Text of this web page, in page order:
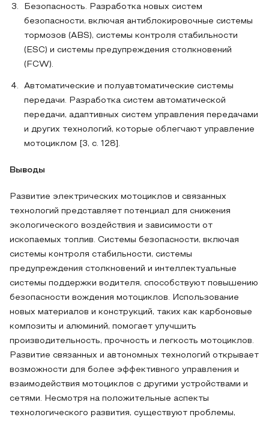
Безопасность. Разработка новых систем
безопасности, включая антиблокировочные системы
тормозов (ABS), системы контроля стабильности
(ESC) и системы предупреждения столкновений
(FCW).
Автоматические и полуавтоматические системы
передачи. Разработка систем автоматической
передачи, адаптивных систем управления передачами
и других технологий, которые облегчают управление
мотоциклом [3, c. 128].
Выводы
Развитие электрических мотоциклов и связанных
технологий представляет потенциал для снижения
экологического воздействия и зависимости от
ископаемых топлив. Системы безопасности, включая
системы контроля стабильности, системы
предупреждения столкновений и интеллектуальные
системы поддержки водителя, способствуют повышению
безопасности вождения мотоциклов. Использование
новых материалов и конструкций, таких как карбоновые
композиты и алюминий, помогает улучшить
производительность, прочность и легкость мотоциклов.
Развитие связанных и автономных технологий открывает
возможности для более эффективного управления и
взаимодействия мотоциклов с другими устройствами и
сетями. Несмотря на положительные аспекты
технологического развития, существуют проблемы,